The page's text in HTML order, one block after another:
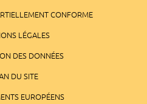
CONFORME
LÉGALES
DES DONNÉES
DU SITE
EUROPÉENS